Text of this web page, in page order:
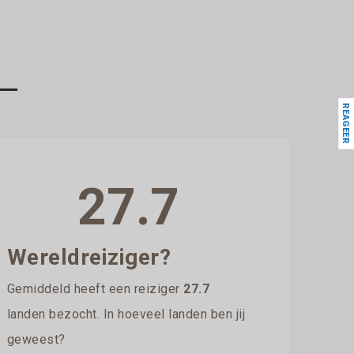
27.7
Wereldreiziger?
Gemiddeld heeft een reiziger 27.7
landen bezocht. In hoeveel landen ben jij
geweest?
REAGEER